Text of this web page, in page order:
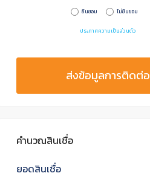
ยินยอม ไม่ยินยอม
ประกาศความเป็นส่วนตัว
ส่งข้อมูลการติดต่อ
คำนวณสินเชื่อ
ยอดสินเชื่อ